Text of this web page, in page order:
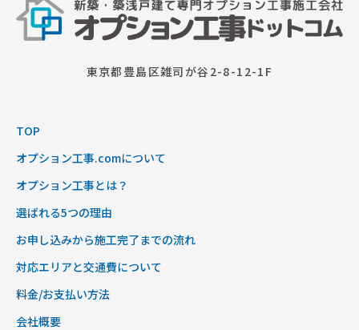
東京都豊島区雑司が谷2-8-12-1F
TOP
オプション工事.comについて
オプション工事とは？
選ばれる5つの理由
お申し込みから施工完了までの流れ
対応エリアと交通費について
料金/お支払い方法
会社概要